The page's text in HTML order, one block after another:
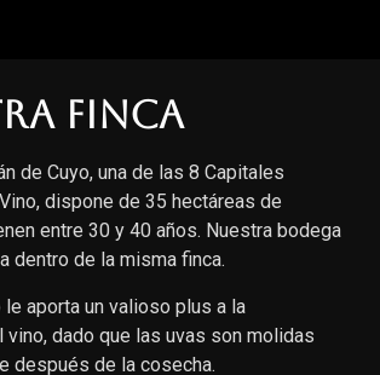
finca
de Cuyo, una de las 8 Capitales
dispone de 35 hectáreas de
entre 30 y 40 años. Nuestra bodega
dentro de la misma finca.
aporta un valioso plus a la
vino, dado que las uvas son molidas
después de la cosecha.